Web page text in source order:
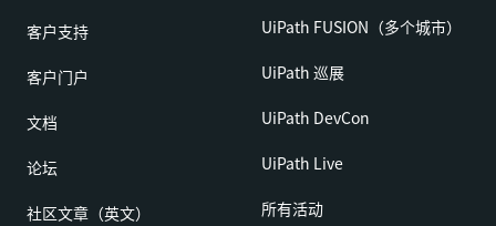
客户支持
客户门户
文档
论坛
社区文章（英文）
UiPath FUSION（多个城市）
UiPath 巡展
UiPath DevCon
UiPath Live
所有活动